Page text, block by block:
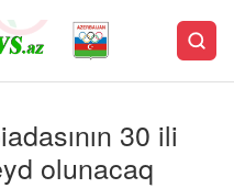
30 ili
olunacaq